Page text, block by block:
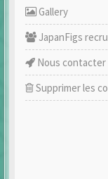
Gallery
JapanFigs
Nous contacter
Supprimer les